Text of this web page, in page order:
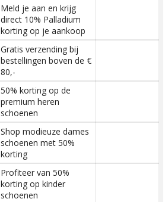
Meld je aan en krijg
direct 10% Palladium
korting op je aankoop
Gratis verzending bij
bestellingen boven de €
80,-
50% korting op de
premium heren
schoenen
Shop modieuze dames
schoenen met 50%
korting
Profiteer van 50%
korting op kinder
schoenen